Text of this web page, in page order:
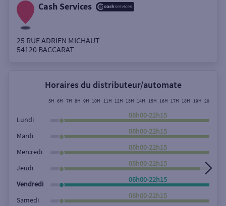
Autour de moi
Rue
Rechercher
Cash Services
25 RUE ADRIEN MICHAUT
54120 BACCARAT
Horaires du distributeur/automate
5H 6H 7H 8H 9H 10H 11H 12H 13H 14H 15H 16H 17H 18H 19H 20H
Lundi
06h00-22h15
Mardi
06h00-22h15
Mercredi
06h00-22h15
Jeudi
06h00-22h15
Vendredi
06h00-22h15
Samedi
06h00-22h15